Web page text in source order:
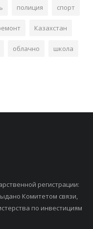
полиция спорт
Казахстан
облачно школа
регистрации:
Комитетом связи,
по инвестициям